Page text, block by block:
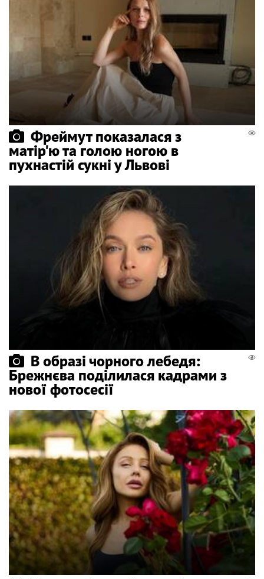
Фреймут показалася з
матір'ю та голою ногою в
пухнастій сукні у Львові
В образі чорного лебедя:
Брежнєва поділилася кадрами з
нової фотосесії